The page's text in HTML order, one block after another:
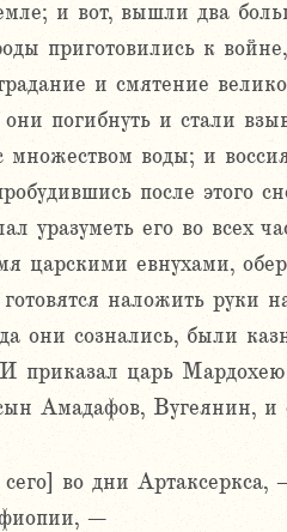
и вот, вышли два
приготовились к
и смятение
они погибнуть и стали
множеством воды; и
после этого
уразуметь его во всех
царскими евнухами,
наложить руки
они сознались, были
приказал царь
Амадафов, Вугеянин, и
во дни Артаксеркса,
–